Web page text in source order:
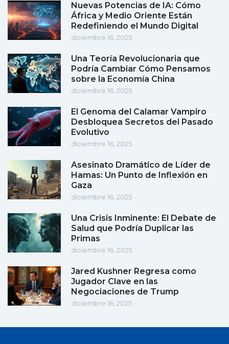
Nuevas Potencias de IA: Cómo
África y Medio Oriente Están
Redefiniendo el Mundo Digital
diciembre 16, 2025
Una Teoría Revolucionaria que
Podría Cambiar Cómo Pensamos
sobre la Economía China
diciembre 16, 2025
El Genoma del Calamar Vampiro
Desbloquea Secretos del Pasado
Evolutivo
diciembre 16, 2025
Asesinato Dramático de Líder de
Hamas: Un Punto de Inflexión en
Gaza
diciembre 16, 2025
Una Crisis Inminente: El Debate de
Salud que Podría Duplicar las
Primas
diciembre 16, 2025
Jared Kushner Regresa como
Jugador Clave en las
Negociaciones de Trump
diciembre 16, 2025